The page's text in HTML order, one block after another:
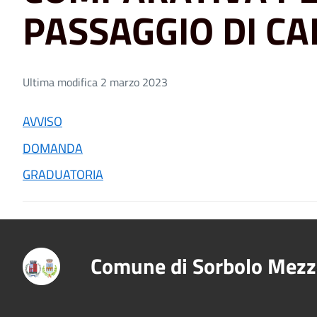
PASSAGGIO DI
Ultima modifica 2 marzo 2023
AVVISO
DOMANDA
GRADUATORIA
Comune di Sorbolo